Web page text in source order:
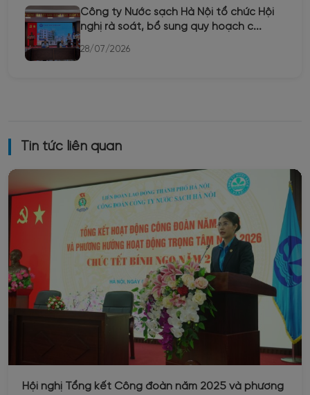
Công ty Nước sạch Hà Nội tổ chức Hội
nghị rà soát, bổ sung quy hoạch c...
28/07/2026
Tin tức liên quan
Hội nghị Tổng kết Công đoàn năm 2025 và phương